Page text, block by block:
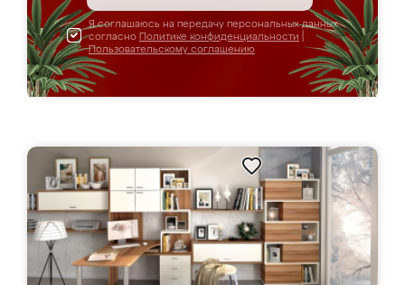
Я соглашаюсь на передачу персональных данных
согласно Политике конфиденциальности
Пользовательскому соглашению